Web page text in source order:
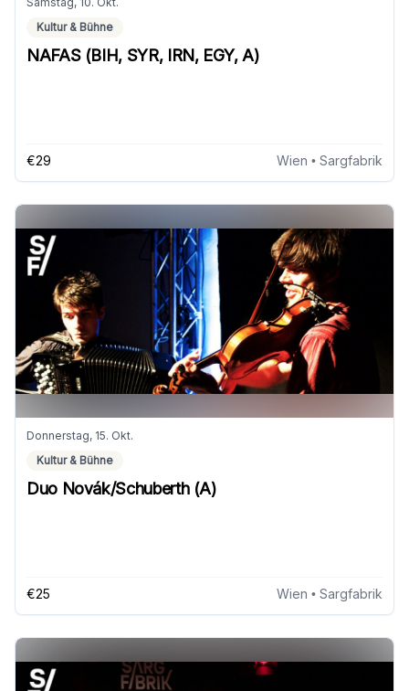
Kultur & Bühne
NAFAS (BIH, SYR, IRN, EGY, A)
€29 Wien • Sargfabrik
Donnerstag, 15. Okt.
Kultur & Bühne
Duo Novák/Schuberth (A)
€25 Wien • Sargfabrik